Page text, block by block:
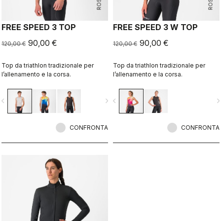
FREE SPEED 3 TOP
120,00 € 90,00 €
Top da triathlon tradizionale per
l’allenamento e la corsa.
navigate_next
CONFRONTA
FREE SPEED 3 W TOP
120,00 € 90,00 €
Top da triathlon tradizionale per
l’allenamento e la corsa.
navigate_before
CONFRONTA